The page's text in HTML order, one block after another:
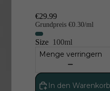
€29.99
Grundpreis €0.30/ml
Size 100ml
Menge verringern
In den